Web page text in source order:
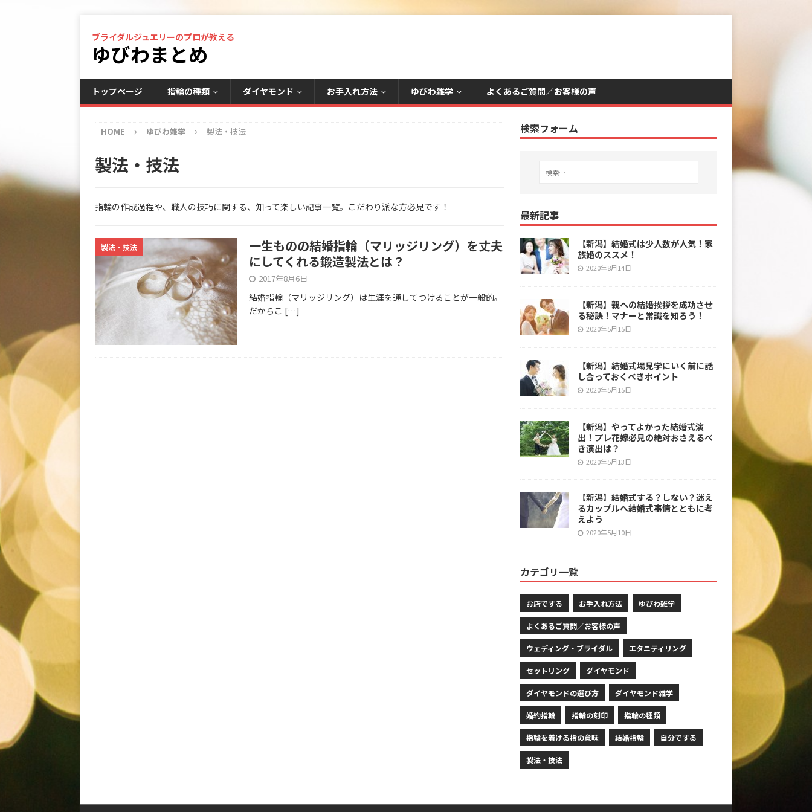
ブライダルジュエリーのプロが教える
ゆびわまとめ
トップページ 指輪の種類 ダイヤモンド お手入れ方法 ゆびわ雑学 よくあるご質問／お客様の声
HOME ゆびわ雑学 製法・技法
製法・技法
指輪の作成過程や、職人の技巧に関する、知って楽しい記事一覧。こだわり派な方必見です！
製法・技法
一生ものの結婚指輪（マリッジリング）を丈夫
にしてくれる鍛造製法とは？
2017年8月6日
結婚指輪（マリッジリング）は生涯を通してつけることが一般的。
だからこ […]
検索フォーム
最新記事
【新潟】結婚式は少人数が人気！家
族婚のススメ！
2020年8月14日
【新潟】親への結婚挨拶を成功させ
る秘訣！マナーと常識を知ろう！
2020年5月15日
【新潟】結婚式場見学にいく前に話
し合っておくべきポイント
2020年5月15日
【新潟】やってよかった結婚式演
出！プレ花嫁必見の絶対おさえるべ
き演出は？
2020年5月13日
【新潟】結婚式する？しない？迷え
るカップルへ結婚式事情とともに考
えよう
2020年5月10日
カテゴリ一覧
お店でする お手入れ方法 ゆびわ雑学
よくあるご質問／お客様の声
ウェディング・ブライダル エタニティリング
セットリング ダイヤモンド
ダイヤモンドの選び方 ダイヤモンド雑学
婚約指輪 指輪の刻印 指輪の種類
指輪を着ける指の意味 結婚指輪 自分でする
製法・技法